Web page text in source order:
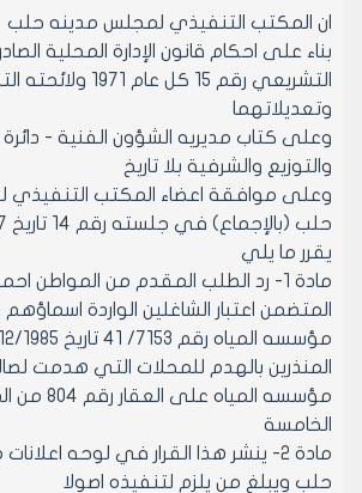
ان المكتب التنفيذي لمجلس مدينه حلب
بناء على احكام قانون الإدارة المحلية
التشريعي رقم 15 كل عام
وتعديلاتهما
وعلى كتاب مديريه الشؤون الفنية - دائرة
والتوزيع والشرفية بلا تاريخ
وعلى موافقة اعضاء المكتب التنفيذي
حلب (بالإجماع) في جلسته رقم 14 تاريخ 24/4/2007
يقرر ما يلي
مادة 1- رد الطلب المقدم من المواطن
المتضمن اعتبار الشاغلين الواردة
المنذرين بالهدم للمحلات التي هدمت
مؤسسه
الخامسة
مادة 2- ينشر هذا القرار في لوحه
حلب ويبلغ من يلزم لتنفيذه اصولا